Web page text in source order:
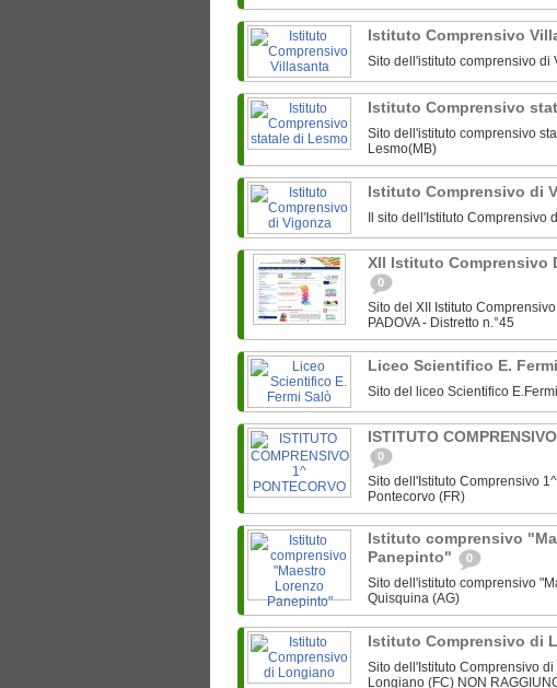
Istituto Comprensivo
Sito dell'istituto comprensivo di
Istituto Comprensivo
Sito dell'istituto comprensivo
Lesmo(MB)
Istituto Comprensivo di
Il sito dell'Istituto
XII Istituto Comprensivo
0
Sito del XII Istituto
PADOVA - Distretto n.°45
Liceo Scientifico E.
Sito del liceo Scientifico
ISTITUTO
0
Sito dell'Istituto Comprensivo
Pontecorvo (FR)
Istituto comprensivo
Panepinto"
0
Sito dell'istituto comprensivo
Quisquina (AG)
Istituto Comprensivo di
Sito dell'Istituto Comprensivo
Longiano (FC) NON